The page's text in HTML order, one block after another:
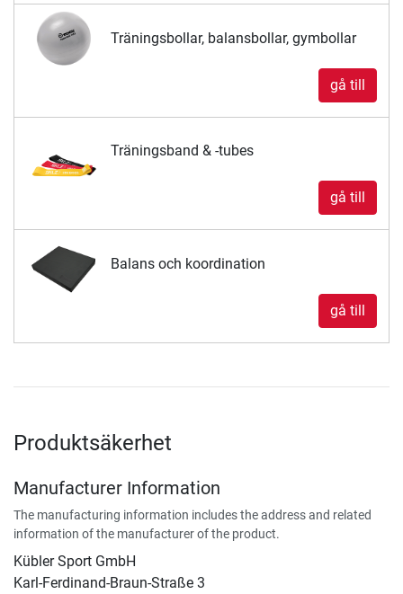
Träningsbollar, balansbollar, gymbollar
gå till
Träningsband & -tubes
gå till
Balans och koordination
gå till
Produktsäkerhet
Manufacturer Information
The manufacturing information includes the address and related
information of the manufacturer of the product.
Kübler Sport GmbH
Karl-Ferdinand-Braun-Straße 3